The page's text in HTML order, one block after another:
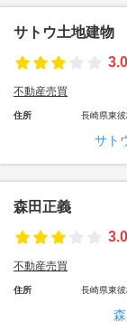
サトウ土地建物
不動産売買
住所 長崎県東
サト
森田正義
不動産売買
住所 長崎県東